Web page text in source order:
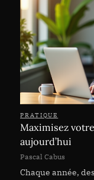
PRATIQUE
Maximisez
aujourd’hui
Pascal Cabus
Chaque année,